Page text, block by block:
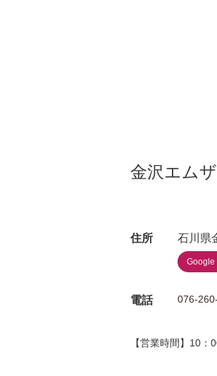
金沢エムザ
住所 石川県
Google
電話 076-
【営業時間】10：